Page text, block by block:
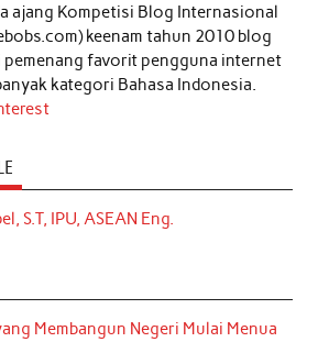
ajang Kompetisi Blog Internasional
keenam tahun 2010 blog
pemenang favorit pengguna internet
kategori Bahasa Indonesia.
S.T, IPU, ASEAN Eng.
Membangun Negeri Mulai Menua